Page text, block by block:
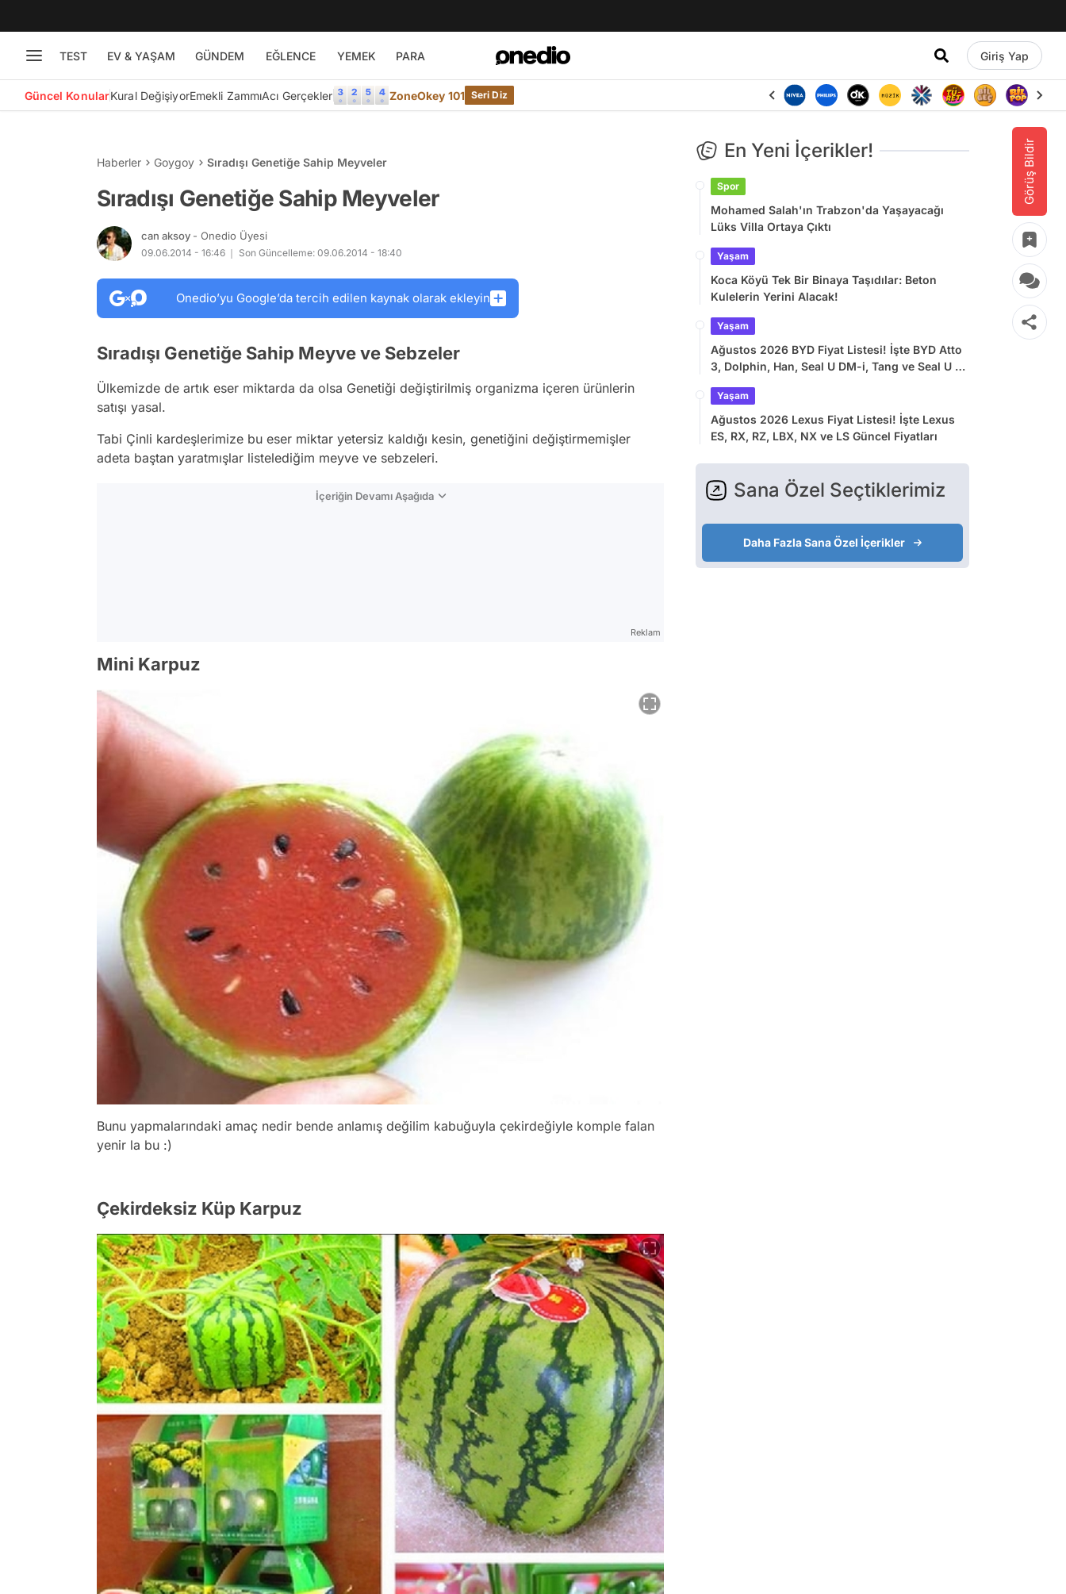
TEST EV & YAŞAM GÜNDEM EĞLENCE YEMEK PARA Giriş Yap
Güncel KonularKural DeğişiyorEmekli ZammıAcı Gerçekler ZoneOkey 101 Seri Diz
Görüş Bildir
Haberler Goygoy Sıradışı Genetiğe Sahip Meyveler
Sıradışı Genetiğe Sahip Meyveler
can aksoy - Onedio Üyesi
09.06.2014 - 16:46 Son Güncelleme: 09.06.2014 - 18:40
Onedio’yu Google’da tercih edilen kaynak olarak ekleyin
Sıradışı Genetiğe Sahip Meyve ve Sebzeler
Ülkemizde de artık eser miktarda da olsa Genetiği değiştirilmiş organizma içeren ürünlerin
satışı yasal.
Tabi Çinli kardeşlerimize bu eser miktar yetersiz kaldığı kesin, genetiğini değiştirmemişler
adeta baştan yaratmışlar listelediğim meyve ve sebzeleri.
İçeriğin Devamı Aşağıda
Reklam
Mini Karpuz
Bunu yapmalarındaki amaç nedir bende anlamış değilim kabuğuyla çekirdeğiyle komple falan
yenir la bu :)
Çekirdeksiz Küp Karpuz
En Yeni İçerikler!
Spor
Mohamed Salah'ın Trabzon'da Yaşayacağı
Lüks Villa Ortaya Çıktı
Yaşam
Koca Köyü Tek Bir Binaya Taşıdılar: Beton
Kulelerin Yerini Alacak!
Yaşam
Ağustos 2026 BYD Fiyat Listesi! İşte BYD Atto
3, Dolphin, Han, Seal U DM-i, Tang ve Seal U EV
Yaşam
Ağustos 2026 Lexus Fiyat Listesi! İşte Lexus
ES, RX, RZ, LBX, NX ve LS Güncel Fiyatları
Sana Özel Seçtiklerimiz
Daha Fazla Sana Özel İçerikler